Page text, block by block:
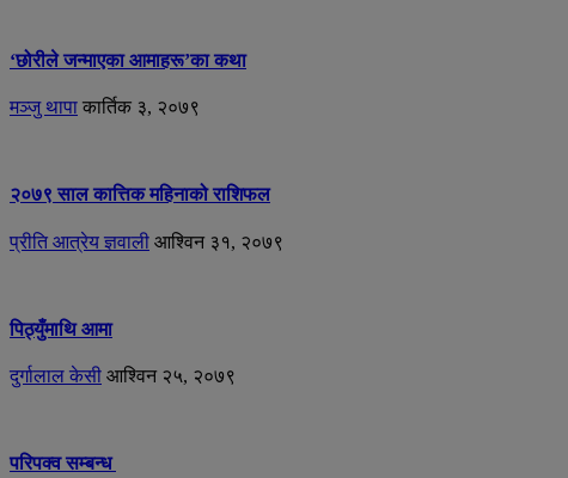
‘छोरीले जन्माएका आमाहरू’का कथा
मञ्जु थापा कार्तिक ३, २०७९
२०७९ साल कात्तिक महिनाको राशिफल
प्रीति आत्रेय ज्ञवाली आश्विन ३१, २०७९
पिठ्युँमाथि आमा
दुर्गालाल केसी आश्विन २५, २०७९
परिपक्व सम्बन्ध